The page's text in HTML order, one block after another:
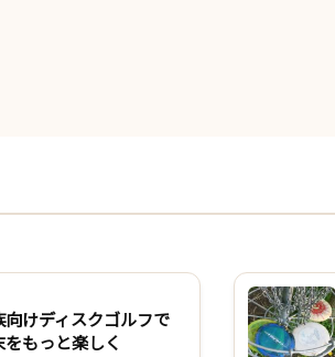
向けディスクゴルフで
をもっと楽しく